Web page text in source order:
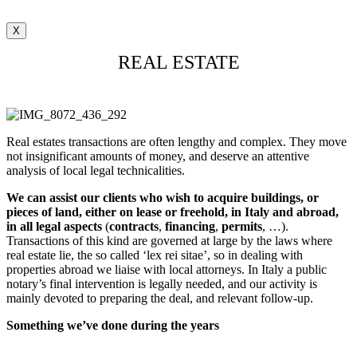
X
REAL ESTATE
Real estates transactions are often lengthy and complex. They move
not insignificant amounts of money, and deserve an attentive
analysis of local legal technicalities.
We can assist our clients who wish to acquire buildings, or
pieces of land, either on lease or freehold, in Italy and abroad,
in all legal aspects (contracts, financing, permits, …).
Transactions of this kind are governed at large by the laws where
real estate lie, the so called ‘lex rei sitae’, so in dealing with
properties abroad we liaise with local attorneys. In Italy a public
notary’s final intervention is legally needed, and our activity is
mainly devoted to preparing the deal, and relevant follow-up.
Something we’ve done during the years